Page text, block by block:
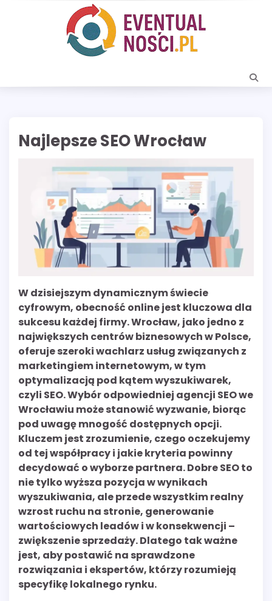
Najlepsze SEO Wrocław
W dzisiejszym dynamicznym świecie
cyfrowym, obecność online jest kluczowa dla
sukcesu każdej firmy. Wrocław, jako jedno z
największych centrów biznesowych w Polsce,
oferuje szeroki wachlarz usług związanych z
marketingiem internetowym, w tym
optymalizacją pod kątem wyszukiwarek,
czyli SEO. Wybór odpowiedniej agencji SEO we
Wrocławiu może stanowić wyzwanie, biorąc
pod uwagę mnogość dostępnych opcji.
Kluczem jest zrozumienie, czego oczekujemy
od tej współpracy i jakie kryteria powinny
decydować o wyborze partnera. Dobre SEO to
nie tylko wyższa pozycja w wynikach
wyszukiwania, ale przede wszystkim realny
wzrost ruchu na stronie, generowanie
wartościowych leadów i w konsekwencji –
zwiększenie sprzedaży. Dlatego tak ważne
jest, aby postawić na sprawdzone
rozwiązania i ekspertów, którzy rozumieją
specyfikę lokalnego rynku.